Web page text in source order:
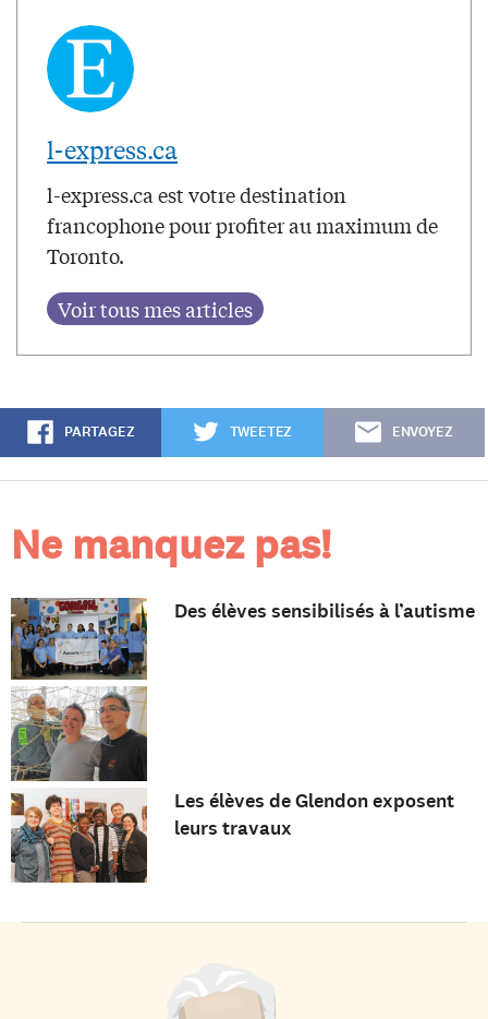
l-express.ca
l-express.ca est votre destination
francophone pour profiter au maximum de
Toronto.
PARTAGEZ TWEETEZ ENVOYEZ
Ne manquez pas!
Des élèves sensibilisés à l’autisme
Les élèves de Glendon exposent
leurs travaux